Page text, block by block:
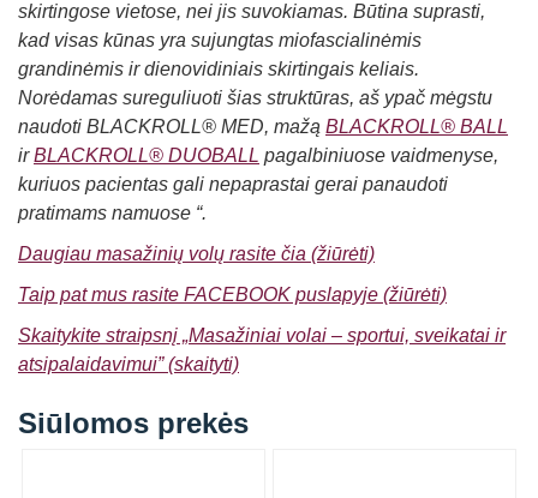
skirtingose vietose, nei jis suvokiamas. Būtina suprasti,
kad visas kūnas yra sujungtas miofascialinėmis
grandinėmis ir dienovidiniais skirtingais keliais.
Norėdamas sureguliuoti šias struktūras, aš ypač mėgstu
naudoti BLACKROLL® MED, mažą BLACKROLL® BALL
irBLACKROLL® DUOBALL pagalbiniuose vaidmenyse,
kuriuos pacientas gali nepaprastai gerai panaudoti
pratimams namuose “.
Daugiau masažinių volų rasite čia (žiūrėti)
Taip pat mus rasite FACEBOOK puslapyje (žiūrėti)
Skaitykite straipsnį „Masažiniai volai – sportui, sveikatai ir
atsipalaidavimui” (skaityti)
Siūlomos prekės